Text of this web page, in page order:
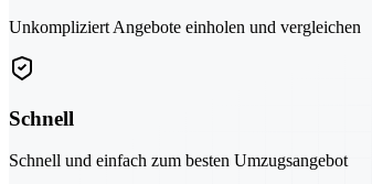
Unkompliziert Angebote einholen und vergleichen
Schnell
Schnell und einfach zum besten Umzugsangebot